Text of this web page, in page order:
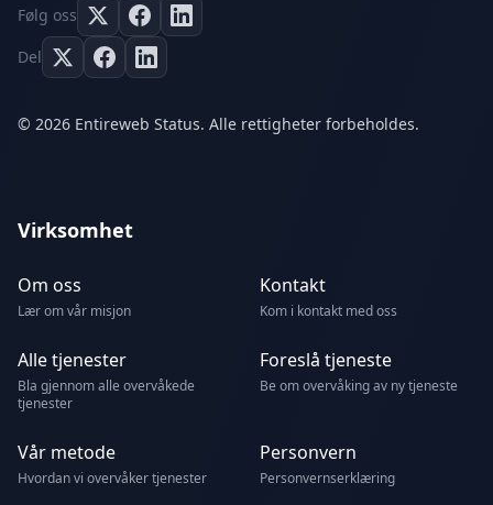
Følg oss
Del
© 2026 Entireweb Status. Alle rettigheter forbeholdes.
Virksomhet
Om oss
Lær om vår misjon
Kontakt
Kom i kontakt med oss
Alle tjenester
Bla gjennom alle overvåkede
tjenester
Foreslå tjeneste
Be om overvåking av ny tjeneste
Vår metode
Hvordan vi overvåker tjenester
Personvern
Personvernserklæring